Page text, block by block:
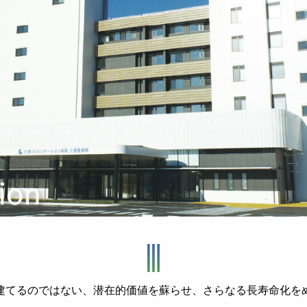
てるのではない、 潜在的価値を蘇らせ、 さらなる長寿命化を